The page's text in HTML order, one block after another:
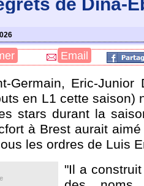
Email
Germain, Eric-Junior
en L1 cette saison)
stars durant la
à Brest aurait
les ordres de Luis
"Il a